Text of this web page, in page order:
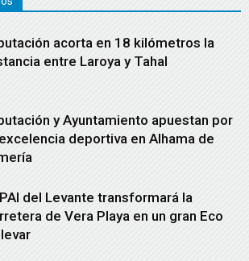
acorta en 18 kilómetros la
entre Laroya y Tahal
y Ayuntamiento apuestan por
deportiva en Alhama de
del Levante transformará la
de Vera Playa en un gran Eco